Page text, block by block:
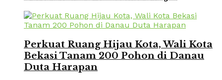
Perkuat Ruang Hijau Kota, Wali Kota
Bekasi Tanam 200 Pohon di Danau
Duta Harapan